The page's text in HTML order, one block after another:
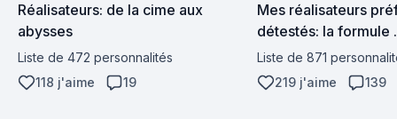
Réalisateurs: de la cime aux
abysses
Liste de 472 personnalités
118 j'aime
19
Mes réalisateurs
détestés: la formule
mathématique
Liste de 871
219 j'aime
139